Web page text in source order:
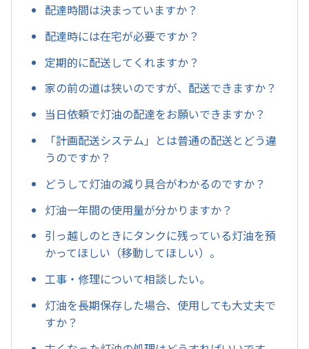
配達時間は決まっていますか？
配達時には在宅が必要ですか？
定期的に配送してくれますか？
家の前の道は狭いのですが、配送できますか？
当日依頼で灯油の配達をお願いできますか？
「計画配送システム」とは普通の配送とどう違
うのですか？
どうして灯油の減り具合がわかるのですか？
灯油一年間の使用量が分かりますか？
引っ越しのときにタンクに残っている灯油を預
かってほしい（移動してほしい）。
工事・修理について相談したい。
灯油を長期保存した場合、使用しても大丈夫で
すか？